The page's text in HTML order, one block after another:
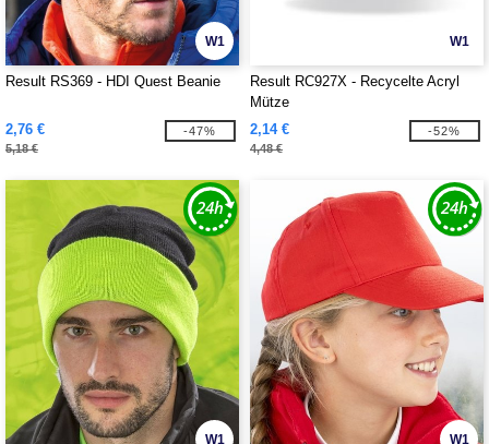
W1
Result RS369 - HDI Quest Beanie
2,76 €
5,18 €
-47%
W1
Result RC927X - Recycelte Acryl
Mütze
2,14 €
4,48 €
-52%
W1 W1